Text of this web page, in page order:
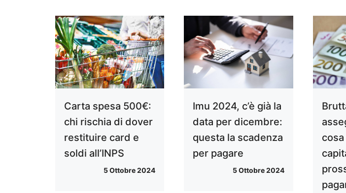
Carta spesa 500€:
chi rischia di dover
restituire card e
soldi all’INPS
5 Ottobre 2024
Imu 2024, c’è già la
data per dicembre:
questa la scadenza
per pagare
5 Ottobre 2024